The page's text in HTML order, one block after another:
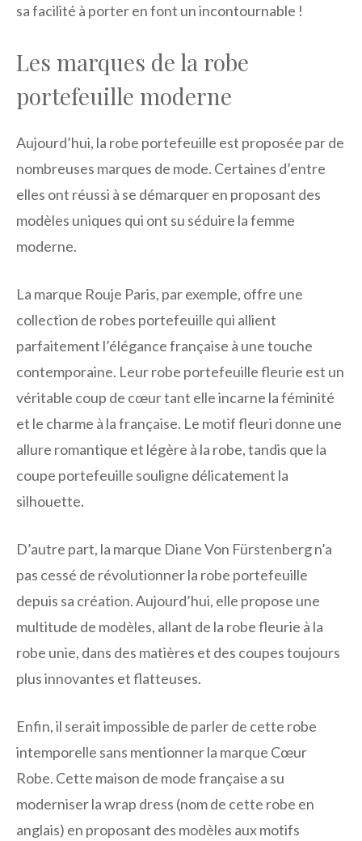
sa facilité à porter en font un incontournable !
Les marques de la robe
portefeuille moderne
Aujourd’hui, la robe portefeuille est proposée par de
nombreuses marques de mode. Certaines d’entre
elles ont réussi à se démarquer en proposant des
modèles uniques qui ont su séduire la femme
moderne.
La marque Rouje Paris, par exemple, offre une
collection de robes portefeuille qui allient
parfaitement l’élégance française à une touche
contemporaine. Leur robe portefeuille fleurie est un
véritable coup de cœur tant elle incarne la féminité
et le charme à la française. Le motif fleuri donne une
allure romantique et légère à la robe, tandis que la
coupe portefeuille souligne délicatement la
silhouette.
D’autre part, la marque Diane Von Fürstenberg n’a
pas cessé de révolutionner la robe portefeuille
depuis sa création. Aujourd’hui, elle propose une
multitude de modèles, allant de la robe fleurie à la
robe unie, dans des matières et des coupes toujours
plus innovantes et flatteuses.
Enfin, il serait impossible de parler de cette robe
intemporelle sans mentionner la marque Cœur
Robe. Cette maison de mode française a su
moderniser la wrap dress (nom de cette robe en
anglais) en proposant des modèles aux motifs